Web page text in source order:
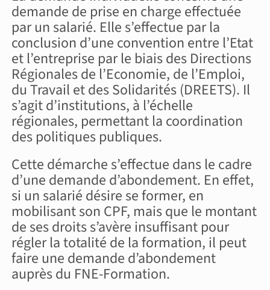
demande de prise en charge effectuée
par un salarié. Elle s’effectue par la
conclusion d’une convention entre l’Etat
et l’entreprise par le biais des Directions
Régionales de l’Economie, de l’Emploi,
du Travail et des Solidarités (DREETS). Il
s’agit d’institutions, à l’échelle
régionales, permettant la coordination
des politiques publiques.
Cette démarche s’effectue dans le cadre
d’une demande d’abondement. En effet,
si un salarié désire se former, en
mobilisant son CPF, mais que le montant
de ses droits s’avère insuffisant pour
régler la totalité de la formation, il peut
faire une demande d’abondement
auprès du FNE-Formation.